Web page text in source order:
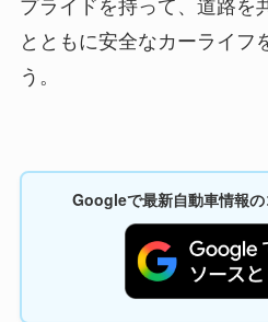
とともに安全なカーライフ
う。
Googleで最新自動車情報